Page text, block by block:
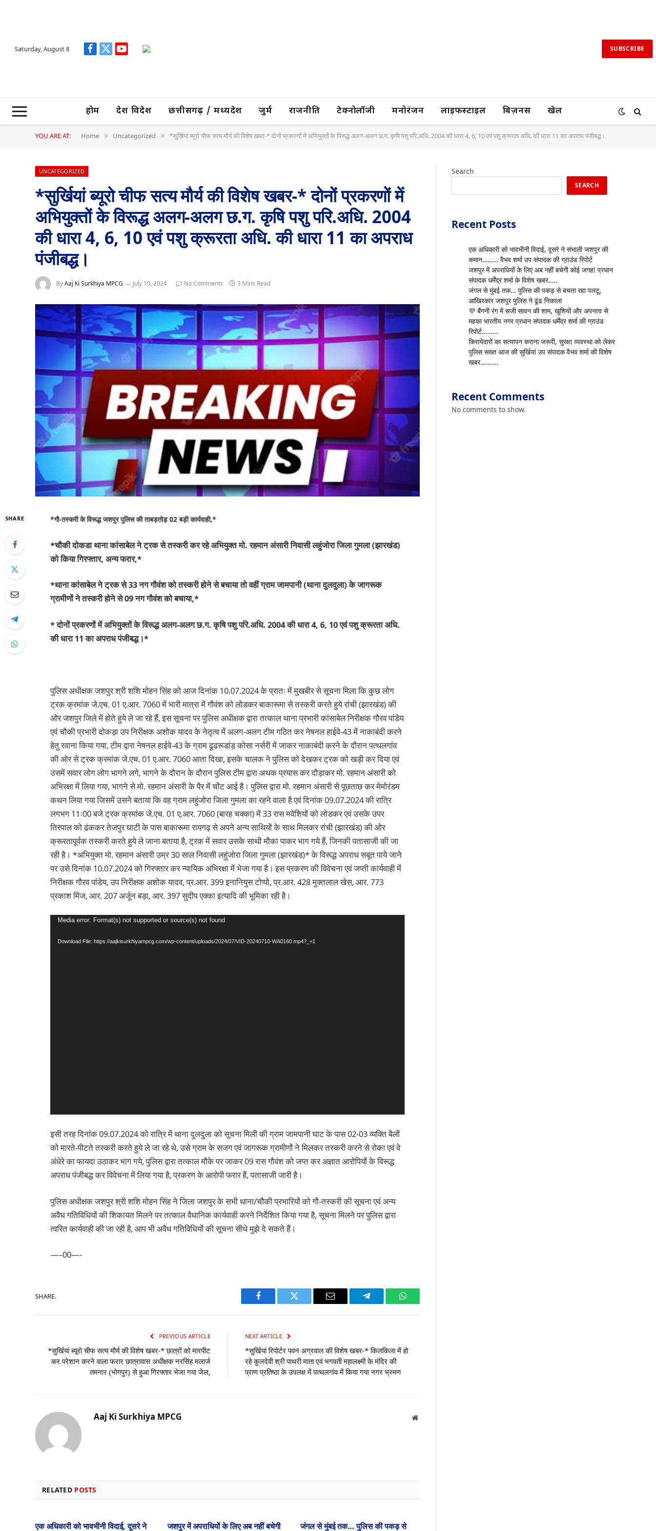
Saturday, August 8 Facebook
X
YouTube SUBSCRIBE
होम देश विदेश छत्तीसगढ़ / मध्यप्रदेश जुर्म राजनीति टेक्नोलॉजी मनोरंजन लाइफस्टाइल बिज़नस खेल
YOU ARE AT: Home » Uncategorized » *सुर्खियां ब्यूरो चीफ सत्य मौर्य की विशेष खबर-* दोनों प्रकरणों में अभियुक्तों के विरूद्ध अलग-अलग छ.ग. कृषि पशु परि.अधि. 2004 की धारा 4, 6, 10 एवं पशु क्रूरता अधि. की धारा 11 का अपराध पंजीबद्ध।
UNCATEGORIZED
*सुर्खियां ब्यूरो चीफ सत्य मौर्य की विशेष खबर-* दोनों प्रकरणों में
अभियुक्तों के विरूद्ध अलग-अलग छ.ग. कृषि पशु परि.अधि. 2004
की धारा 4, 6, 10 एवं पशु क्रूरता अधि. की धारा 11 का अपराध
पंजीबद्ध।
ByAaj Ki Surkhiya MPCG July 10, 2024 No Comments 3 Mins Read
SHARE *गौ-तस्करी के विरूद्ध जशपुर पुलिस की ताबड़तोड़ 02 बड़ी कार्यवाही,*
*चौकी दोकडा थाना कांसाबेल ने ट्रक से तस्करी कर रहे अभियुक्त मो. रहमान अंसारी निवासी लहुंजोरा जिला गुमला (झारखंड)
को किया गिरफ्तार, अन्य फरार,*
*थाना कांसाबेल ने ट्रक से 33 नग गौवंश को तस्करी होने से बचाया तो वहीं ग्राम जामपानी (थाना दुलदुला) के जागरूक
ग्रामीणों ने तस्करी होने से 09 नग गौवंश को बचाया,*
* दोनों प्रकरणों में अभियुक्तों के विरूद्ध अलग-अलग छ.ग. कृषि पशु परि.अधि. 2004 की धारा 4, 6, 10 एवं पशु क्रूरता अधि.
की धारा 11 का अपराध पंजीबद्ध।*
पुलिस अधीक्षक जशपुर श्री शशि मोहन सिंह को आज दिनांक 10.07.2024 के प्रातः में मुखबीर से सूचना मिला कि कुछ लोग
ट्रक क्रमांक जे.एच. 01 ए.आर. 7060 में भारी मात्रा में गौवंश को लोडकर बाकारूमा से तस्करी करते हुये रांची (झारखंड) की
ओर जशपुर जिले में होते हुये ले जा रहे हैं, इस सूचना पर पुलिस अधीक्षक द्वारा तत्काल थाना प्रभारी कांसाबेल निरीक्षक गौरव पांडेय
एवं चौकी प्रभारी दोकड़ा उप निरीक्षक अशोक यादव के नेतृत्व में अलग-अलग टीम गठित कर नेषनल हाईवे-43 में नाकाबंदी करने
हेतु रवाना किया गया, टीम द्वारा नेषनल हाईवे-43 के ग्राम ढूढरूडांड़ कोसा नर्सरी में जाकर नाकाबंदी करने के दौरान पत्थलगांव
की ओर से ट्रक क्रमांक जे.एच. 01 ए.आर. 7060 आता दिखा, इसके चालक ने पुलिस को देखकर ट्रक को खड़ी कर दिया एवं
उसमें सवार लोग लोग भागने लगे, भागने के दौरान के दौरान पुलिस टीम द्वारा अथक प्रयास कर दौड़ाकर मो. रहमान अंसारी को
अभिरक्षा में लिया गया, भागने से मो. रहमान अंसारी के पैर में चोंट आई है। पुलिस द्वारा मो. रहमान अंसारी से पूछताछ कर मेमोरंडम
कथन लिया गया जिसमें उसने बताया कि वह ग्राम लहुंजोरा जिला गुमला का रहने वाला है एवं दिनांक 09.07.2024 की रात्रि
लगभग 11ः00 बजे ट्रक क्रमांक जे.एच. 01 ए.आर. 7060 (बारह चक्का) में 33 रास मवेशियों को लोडकर एवं उसके उपर
तिरपाल को ढंककर तेजपुर घाटी के पास बाकारूमा रायगढ़ से अपने अन्य साथियों के साथ मिलकर रांची (झारखंड) की ओर
क्रूरतापूर्वक तस्करी करते हुये ले जाना बताया है, ट्रक में सवार उसके साथी मौका पाकर भाग गये हैं, जिनकी पतासाजी की जा
रही है। *अभियुक्त मो. रहमान अंसारी उम्र 30 साल निवासी लहुंजोरा जिला गुमला (झारखंड)* के विरूद्ध अपराध सबूत पाये जाने
पर उसे दिनांक 10.07.2024 को गिरफ्तार कर न्यायिक अभिरक्षा में भेजा गया है। इस प्रकरण की विवेचना एवं जप्ती कार्यवाही में
निरीक्षक गौरव पांडेय, उप निरीक्षक अशोक यादव, प्र.आर. 399 इनानियुस टोप्पो, प्र.आर. 428 मुक्तलाल खेस, आर. 773
प्रकाश मिंज, आर. 207 अर्जून बड़ा, आर. 397 सुदीप एक्का इत्यादि की भूमिका रही है।
Video
Media error: Format(s) not supported or source(s) not found
Download File: https://aajkisurkhiyampcg.com/wp-content/uploads/2024/07/VID-20240710-WA0160.mp4?_=1
इसी तरह दिनांक 09.07.2024 को रात्रि में थाना दुलदुला को सूचना मिली की ग्राम जामपानी घाट के पास 02-03 व्यक्ति बैलों
को मारते-पीटते तस्करी करते हुये ले जा रहे थे, उसे ग्राम के सजग एवं जागरूक ग्रामीणों ने मिलकर तस्करी करने से रोका एवं वे
अंधेरे का फायदा उठाकर भाग गये, पुलिस द्वारा तत्काल मौके पर जाकर 09 रास गौवंश को जप्त कर अज्ञात आरोपियों के विरूद्ध
अपराध पंजीबद्ध कर विवेचना में लिया गया है, प्रकरण के आरोपी फरार हैं, पतासाजी जारी है।
पुलिस अधीक्षक जशपुर श्री शशि मोहन सिंह ने जिला जशपुर के सभी थाना/चौकी प्रभारियों को गौ-तस्करी की सूचना एवं अन्य
अवैध गतिविधियों की शिकायत मिलने पर तत्काल वैधानिक कार्यवाही करने निर्देशित किया गया है, सूचना मिलने पर पुलिस द्वारा
त्वरित कार्यवाही की जा रही है, आप भी अवैध गतिविधियों की सूचना सीधे मुझे दे सकते हैं।
—–00—-
SHARE.
Facebook Twitter Email Telegram WhatsApp
PREVIOUS ARTICLE
*सुर्खियां ब्यूरो चीफ सत्य मौर्य की विशेष खबर-* छात्रों को मारपीट
कर परेशान करने वाला फरार छात्रावास अधीक्षक नरसिंह मलार्ज
तमनार (भोगपुर) से हुआ गिरफ्तार भेजा गया जेल,
NEXT ARTICLE
*सुर्खियां रिपोर्टर पवन अग्रवाल की विशेष खबर-* किलकिला में हो
रहे कुलदेवी श्री पाथरी माता एवं भगवती महालक्ष्मी के मंदिर की
प्राण प्रतिष्ठा के उपलक्ष में पत्थलगांव में किया गया नगर भ्रमण
Aaj Ki Surkhiya MPCG Website
RELATED POSTS
एक अधिकारी को भावभीनी विदाई, दूसरे ने जशपुर में अपराधियों के लिए अब नहीं बचेगी जंगल से मुंबई तक… पुलिस की पकड़ से
Search
SEARCH
Recent Posts
एक अधिकारी को भावभीनी विदाई, दूसरे ने संभाली जशपुर की
कमान……… वैभव शर्मा उप संपादक की ग्राउंड रिपोर्ट
जशपुर में अपराधियों के लिए अब नहीं बचेगी कोई जगह! प्रधान
संपादक धर्मेंद्र शर्मा के विशेष खबर…..
जंगल से मुंबई तक… पुलिस की पकड़ से बचता रहा पलटू,
आखिरकार जशपुर पुलिस ने ढूंढ निकाला
💜 बैंगनी रंग में सजी सावन की शाम, खुशियों और अपनत्व से
महका भारतीय नगर प्रधान संपादक धर्मेंद्र शर्मा की ग्राउंड
रिपोर्ट………
किरायेदारों का सत्यापन कराना जरूरी, सुरक्षा व्यवस्था को लेकर
पुलिस सख्त आज की सुर्खियां उप संपादक वैभव शर्मा की विशेष
खबर……….
Recent Comments
No comments to show.